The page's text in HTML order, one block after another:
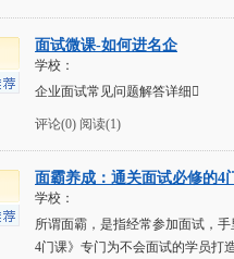
面试微课-如何进名企
学校：
企业面试常见问题解答详细
评论(0) 阅读(1)
面霸养成：通关面试必修的4
学校：
所谓面霸，是指经常参加面试，
4门课》专门为不会面试的学员打